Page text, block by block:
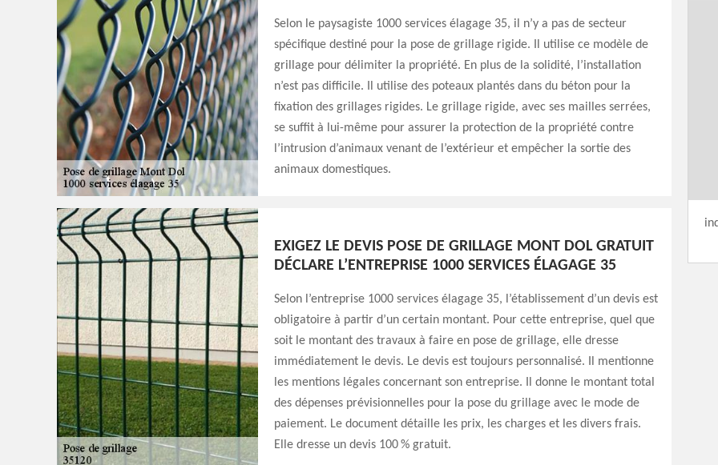
Selon le paysagiste 1000 services élagage 35, il n’y a pas de secteur
spécifique destiné pour la pose de grillage rigide. Il utilise ce modèle de
grillage pour délimiter la propriété. En plus de la solidité, l’installation
n’est pas difficile. Il utilise des poteaux plantés dans du béton pour la
fixation des grillages rigides. Le grillage rigide, avec ses mailles serrées,
se suffit à lui-même pour assurer la protection de la propriété contre
l’intrusion d’animaux venant de l’extérieur et empêcher la sortie des
animaux domestiques.
EXIGEZ LE DEVIS POSE DE GRILLAGE MONT DOL GRATUIT
DÉCLARE L’ENTREPRISE 1000 SERVICES ÉLAGAGE 35
Selon l’entreprise 1000 services élagage 35, l’établissement d’un devis est
obligatoire à partir d’un certain montant. Pour cette entreprise, quel que
soit le montant des travaux à faire en pose de grillage, elle dresse
immédiatement le devis. Le devis est toujours personnalisé. Il mentionne
les mentions légales concernant son entreprise. Il donne le montant total
des dépenses prévisionnelles pour la pose du grillage avec le mode de
paiement. Le document détaille les prix, les charges et les divers frais.
Elle dresse un devis 100 % gratuit.